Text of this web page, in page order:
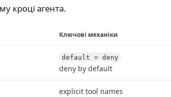
кроці агента.
Ключові механіки
default = deny
deny by default
explicit tool names